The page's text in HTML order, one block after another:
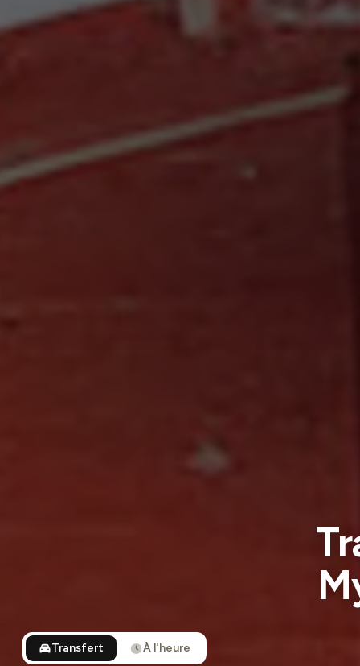
Transfert À l'heure